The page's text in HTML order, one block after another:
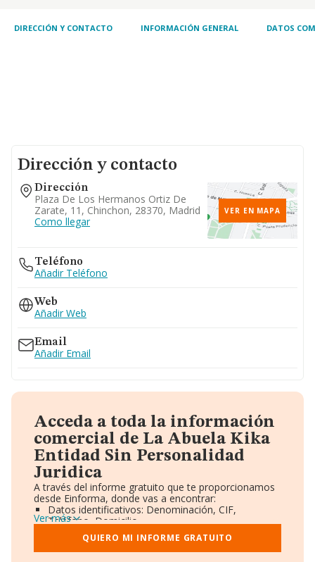
DIRECCIÓN Y CONTACTO INFORMACIÓN GENERAL DATOS
Dirección y contacto
Dirección
Plaza De Los Hermanos Ortiz De
Zarate, 11, Chinchon, 28370, Madrid
Como llegar
VER EN MAPA
Teléfono
Añadir Teléfono
Web
Añadir Web
Email
Añadir Email
Acceda a toda la información
comercial de La Abuela Kika
Entidad Sin Personalidad
Juridica
A través del informe gratuito que te proporcionamos
desde Einforma, donde vas a encontrar:
Datos identificativos: Denominación, CIF,
Teléfono, Domicilio.
Informe Mercantil Completo (BORME).
Gráficos de Evolución Ventas y Empleados.
Consejo de Administración y Administradores.
Ver más
QUIERO MI INFORME GRATUITO